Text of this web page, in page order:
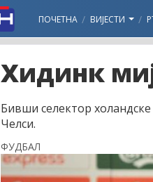
ПОЧЕТНА ВИЈЕСТИ
Хидинк
Бивши селектор холандске
Челси.
ФУДБАЛ